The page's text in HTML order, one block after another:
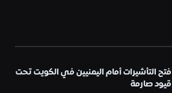
فتح التأشيرات أمام اليمنيين في الكويت تحت
قيود صارمة